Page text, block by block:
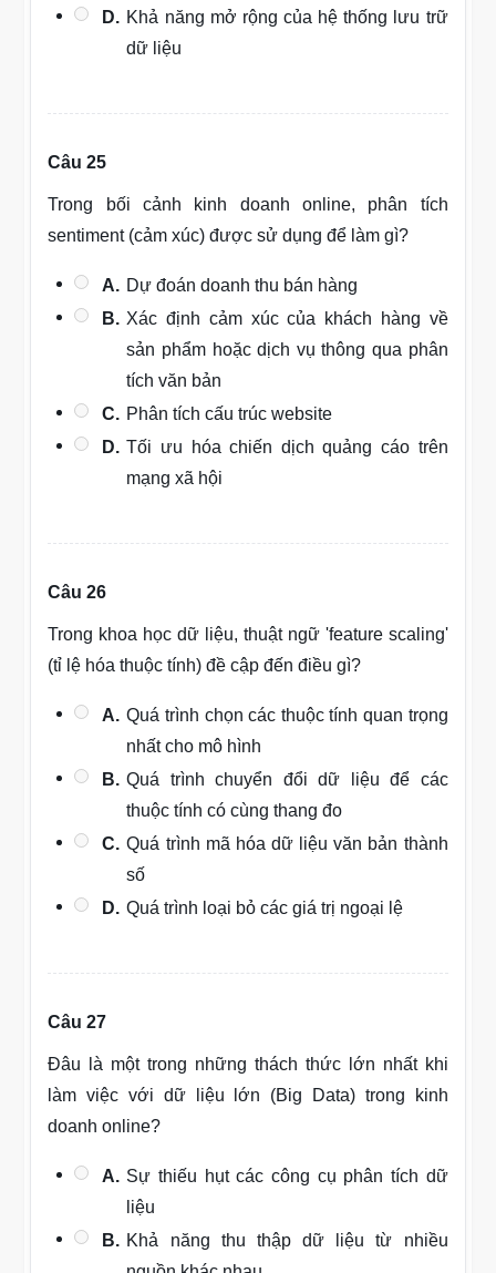
D. Khả năng mở rộng của hệ thống lưu trữ
dữ liệu
Câu 25
Trong bối cảnh kinh doanh online, phân tích
sentiment (cảm xúc) được sử dụng để làm gì?
A. Dự đoán doanh thu bán hàng
B. Xác định cảm xúc của khách hàng về
sản phẩm hoặc dịch vụ thông qua phân
tích văn bản
C. Phân tích cấu trúc website
D. Tối ưu hóa chiến dịch quảng cáo trên
mạng xã hội
Câu 26
Trong khoa học dữ liệu, thuật ngữ 'feature scaling'
(tỉ lệ hóa thuộc tính) đề cập đến điều gì?
A. Quá trình chọn các thuộc tính quan trọng
nhất cho mô hình
B. Quá trình chuyển đổi dữ liệu để các
thuộc tính có cùng thang đo
C. Quá trình mã hóa dữ liệu văn bản thành
số
D. Quá trình loại bỏ các giá trị ngoại lệ
Câu 27
Đâu là một trong những thách thức lớn nhất khi
làm việc với dữ liệu lớn (Big Data) trong kinh
doanh online?
A. Sự thiếu hụt các công cụ phân tích dữ
liệu
B. Khả năng thu thập dữ liệu từ nhiều